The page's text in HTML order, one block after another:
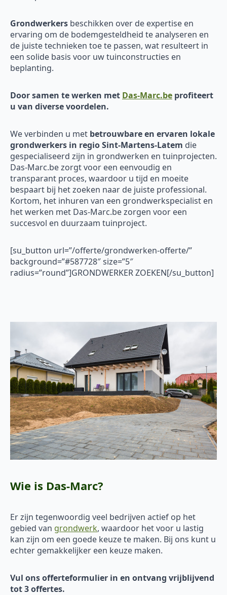
Grondwerkers beschikken over de expertise en
ervaring om de bodemgesteldheid te analyseren en
de juiste technieken toe te passen, wat resulteert in
een solide basis voor uw tuinconstructies en
beplanting.
Door samen te werken met Das-Marc.be profiteert
u van diverse voordelen.
We verbinden u met betrouwbare en ervaren lokale
grondwerkers in regio Sint-Martens-Latem die
gespecialiseerd zijn in grondwerken en tuinprojecten.
Das-Marc.be zorgt voor een eenvoudig en
transparant proces, waardoor u tijd en moeite
bespaart bij het zoeken naar de juiste professional.
Kortom, het inhuren van een grondwerkspecialist en
het werken met Das-Marc.be zorgen voor een
succesvol en duurzaam tuinproject.
[su_button url=”/offerte/grondwerken-offerte/”
background=”#587728″ size=”5″
radius=”round”]GRONDWERKER ZOEKEN[/su_button]
Wie is Das-Marc?
Er zijn tegenwoordig veel bedrijven actief op het
gebied van grondwerk, waardoor het voor u lastig
kan zijn om een goede keuze te maken. Bij ons kunt u
echter gemakkelijker een keuze maken.
Vul ons offerteformulier in en ontvang vrijblijvend
tot 3 offertes.